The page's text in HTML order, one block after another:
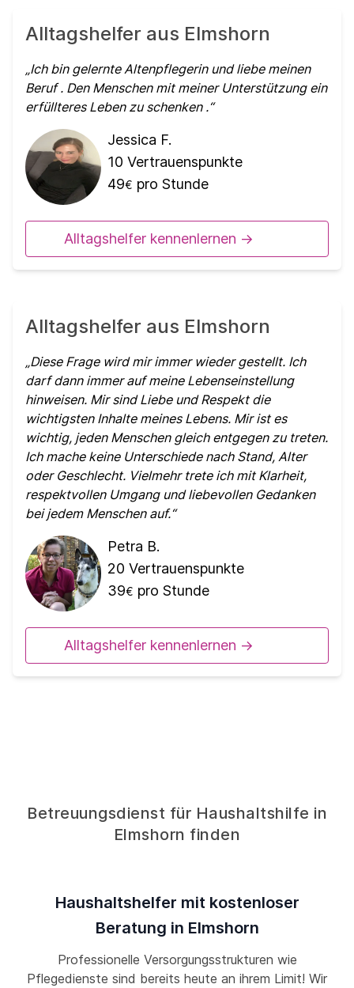
Alltagshelfer aus Elmshorn
Ich bin gelernte Altenpflegerin und liebe meinen
Beruf . Den Menschen mit meiner Unterstützung ein
erfüllteres Leben zu schenken .
Jessica F.
10 Vertrauenspunkte
49€ pro Stunde
Alltagshelfer kennenlernen ->
Alltagshelfer aus Elmshorn
Diese Frage wird mir immer wieder gestellt. Ich
darf dann immer auf meine Lebenseinstellung
hinweisen. Mir sind Liebe und Respekt die
wichtigsten Inhalte meines Lebens. Mir ist es
wichtig, jeden Menschen gleich entgegen zu treten.
Ich mache keine Unterschiede nach Stand, Alter
oder Geschlecht. Vielmehr trete ich mit Klarheit,
respektvollen Umgang und liebevollen Gedanken
bei jedem Menschen auf.
Petra B.
20 Vertrauenspunkte
39€ pro Stunde
Alltagshelfer kennenlernen ->
Betreuungsdienst für Haushaltshilfe in
Elmshorn finden
Haushaltshelfer mit kostenloser
Beratung in Elmshorn
Professionelle Versorgungsstrukturen wie
Pflegedienste sind bereits heute an ihrem Limit! Wir